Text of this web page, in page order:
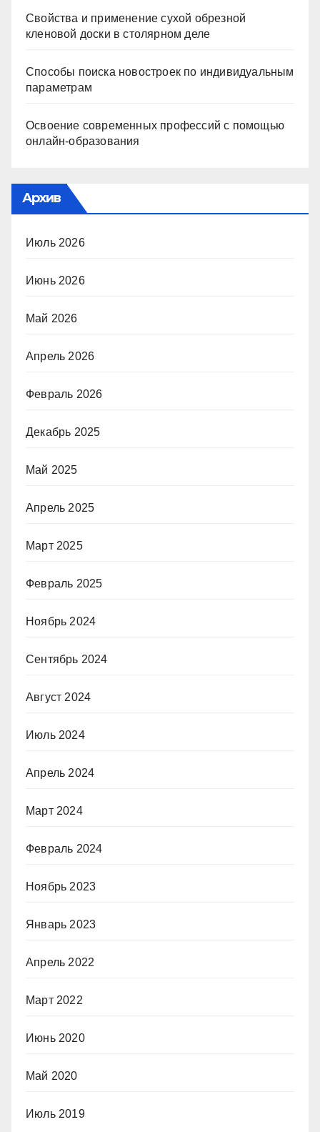
Свойства и применение сухой обрезной
кленовой доски в столярном деле
Способы поиска новостроек по индивидуальным
параметрам
Освоение современных профессий с помощью
онлайн-образования
Архив
Июль 2026
Июнь 2026
Май 2026
Апрель 2026
Февраль 2026
Декабрь 2025
Май 2025
Апрель 2025
Март 2025
Февраль 2025
Ноябрь 2024
Сентябрь 2024
Август 2024
Июль 2024
Апрель 2024
Март 2024
Февраль 2024
Ноябрь 2023
Январь 2023
Апрель 2022
Март 2022
Июнь 2020
Май 2020
Июль 2019